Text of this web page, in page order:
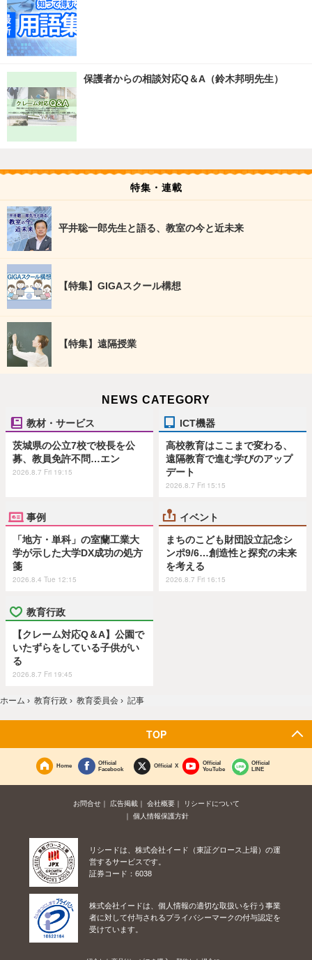
保護者からの相談対応Q＆A（鈴木邦明先生）
特集・連載
平井聡一郎先生と語る、教室の今と近未来
【特集】GIGAスクール構想
【特集】遠隔授業
NEWS CATEGORY
教材・サービス
茨城県の公立7校で校長を公
募、教員免許不問…エン
2026.8.7 Fri 19:15
ICT機器
高校教育はここまで変わる、
遠隔教育で進む学びのアップ
デート
2026.8.7 Fri 15:15
事例
「地方・単科」の室蘭工業大
学が示した大学DX成功の処方
箋
2026.8.4 Tue 12:15
イベント
まちのこども財団設立記念シ
ンポ9/6…創造性と探究の未来
を考える
2026.8.7 Fri 16:15
教育行政
【クレーム対応Q＆A】公園で
いたずらをしている子供がい
る
2026.8.7 Fri 19:45
ホーム › 教育行政 › 教育委員会 › 記事
TOP
Home
Official
Facebook
Official X
Official
YouTube
Official
LINE
お問合せ 広告掲載 会社概要
リシードについて
個人情報保護方針
リシードは、株式会社イード（東証グロース上場）の運
営するサービスです。
証券コード：6038
株式会社イードは、個人情報の適切な取扱いを行う事業
者に対して付与されるプライバシーマークの付与認定を
受けています。